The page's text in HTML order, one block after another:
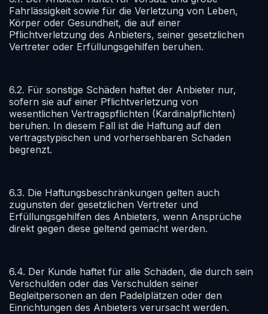
Fahrlässigkeit sowie für die Verletzung von Leben,
Körper oder Gesundheit, die auf einer
Pflichtverletzung des Anbieters, seiner gesetzlichen
Vertreter oder Erfüllungsgehilfen beruhen.
6.2. Für sonstige Schäden haftet der Anbieter nur,
sofern sie auf einer Pflichtverletzung von
wesentlichen Vertragspflichten (Kardinalpflichten)
beruhen. In diesem Fall ist die Haftung auf den
vertragstypischen und vorhersehbaren Schaden
begrenzt.
6.3. Die Haftungsbeschränkungen gelten auch
zugunsten der gesetzlichen Vertreter und
Erfüllungsgehilfen des Anbieters, wenn Ansprüche
direkt gegen diese geltend gemacht werden.
6.4. Der Kunde haftet für alle Schäden, die durch sein
Verschulden oder das Verschulden seiner
Begleitpersonen an den Padelplätzen oder den
Einrichtungen des Anbieters verursacht werden.